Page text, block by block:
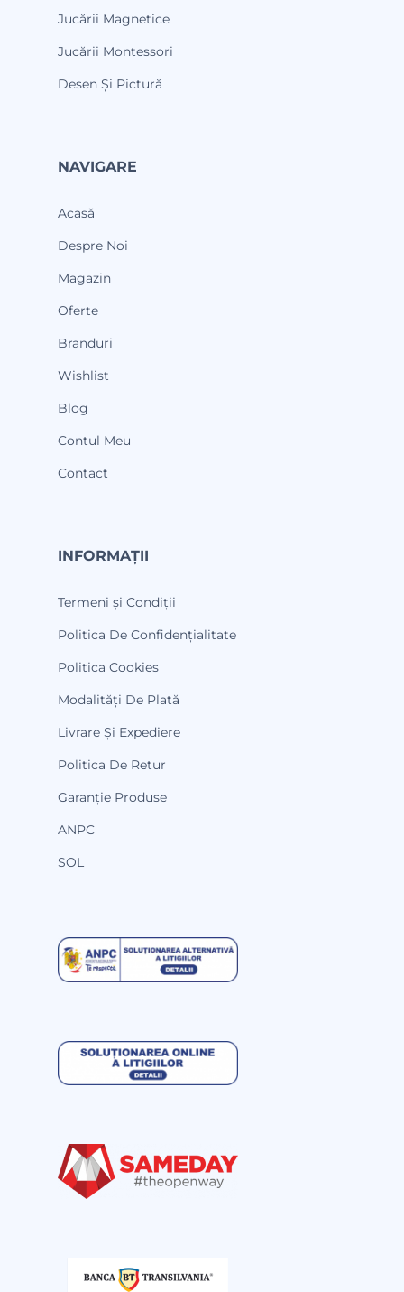
Jucării Magnetice
Jucării Montessori
Desen Și Pictură
NAVIGARE
Acasă
Despre Noi
Magazin
Oferte
Branduri
Wishlist
Blog
Contul Meu
Contact
INFORMAȚII
Termeni și Condiții
Politica De Confidențialitate
Politica Cookies
Modalități De Plată
Livrare Și Expediere
Politica De Retur
Garanție Produse
ANPC
SOL